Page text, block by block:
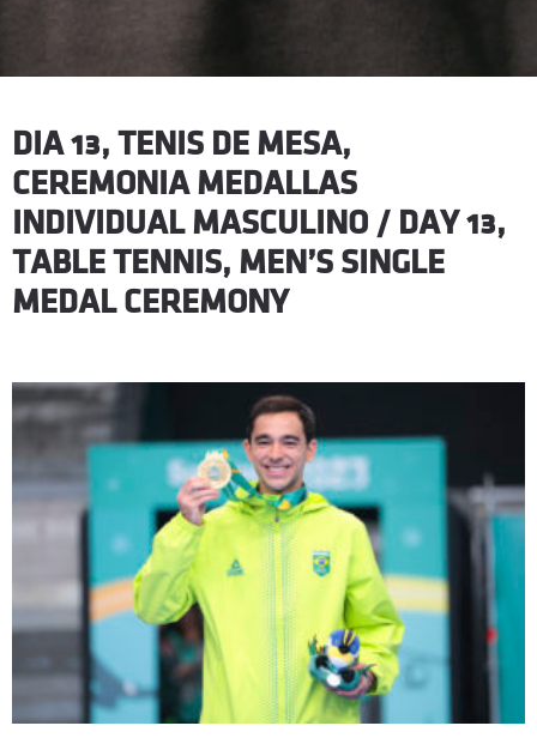
DIA 13, TENIS DE MESA,
CEREMONIA MEDALLAS
INDIVIDUAL MASCULINO / DAY 13,
TABLE TENNIS, MEN’S SINGLE
MEDAL CEREMONY